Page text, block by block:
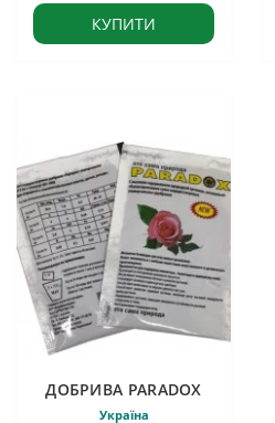
КУПИТИ
ДОБРИВА PARADOX
Україна